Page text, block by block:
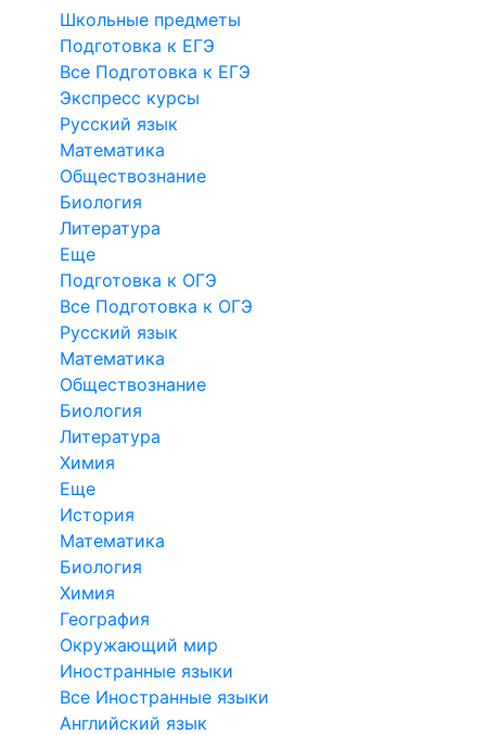
Школьные предметы
Подготовка к ЕГЭ
Все Подготовка к ЕГЭ
Экспресс курсы
Русский язык
Математика
Обществознание
Биология
Литература
Еще
Подготовка к ОГЭ
Все Подготовка к ОГЭ
Русский язык
Математика
Обществознание
Биология
Литература
Химия
Еще
История
Математика
Биология
Химия
География
Окружающий мир
Иностранные языки
Все Иностранные языки
Английский язык